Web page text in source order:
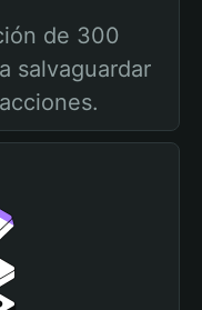
de 300
salvaguardar